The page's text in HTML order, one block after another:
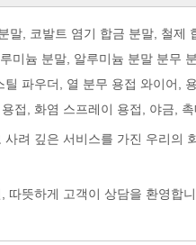
말, 코발트 염기 합금 분말, 철
미늄 분말, 알루미늄 분말 분무
파우더, 열 분무 용접 와이어,
접, 화염 스프레이 용접, 야금,
려 깊은 서비스를 가진 우리의
따뜻하게 고객이 상담을 환영합니